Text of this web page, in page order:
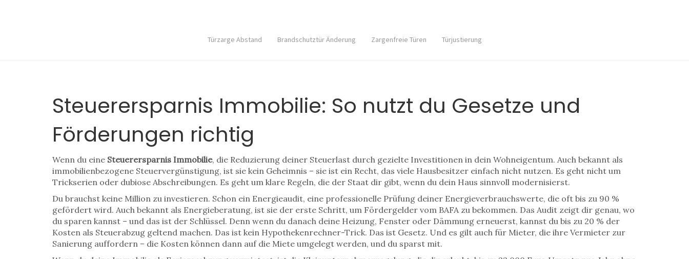
Türzarge Abstand Brandschutztür Änderung Zargenfreie Türen Türjustierung
Steuerersparnis Immobilie: So nutzt du Gesetze und
Förderungen richtig
Wenn du eine Steuerersparnis Immobilie, die Reduzierung deiner Steuerlast durch gezielte Investitionen in dein Wohneigentum. Auch bekannt als
immobilienbezogene Steuervergünstigung, ist sie kein Geheimnis – sie ist ein Recht, das viele Hausbesitzer einfach nicht nutzen. Es geht nicht um
Trickserien oder dubiose Abschreibungen. Es geht um klare Regeln, die der Staat dir gibt, wenn du dein Haus sinnvoll modernisierst.
Du brauchst keine Million zu investieren. Schon ein Energieaudit, eine professionelle Prüfung deiner Energieverbrauchswerte, die oft bis zu 90 %
gefördert wird. Auch bekannt als Energieberatung, ist sie der erste Schritt, um Fördergelder vom BAFA zu bekommen. Das Audit zeigt dir genau, wo
du sparen kannst – und das ist der Schlüssel. Denn wenn du danach deine Heizung, Fenster oder Dämmung erneuerst, kannst du bis zu 20 % der
Kosten als Steuerabzug geltend machen. Das ist kein Hypothekenrechner-Trick. Das ist Gesetz. Und es gilt auch für Mieter, die ihre Vermieter zur
Sanierung auffordern – die Kosten können dann auf die Miete umgelegt werden, und du sparst mit.